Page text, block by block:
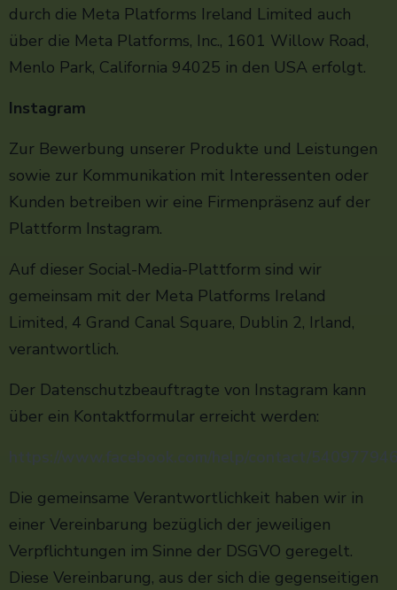
durch die Meta Platforms Ireland Limited auch
über die Meta Platforms, Inc., 1601 Willow Road,
Menlo Park, California 94025 in den USA erfolgt.
Instagram
Zur Bewerbung unserer Produkte und Leistungen
sowie zur Kommunikation mit Interessenten oder
Kunden betreiben wir eine Firmenpräsenz auf der
Plattform Instagram.
Auf dieser Social-Media-Plattform sind wir
gemeinsam mit der Meta Platforms Ireland
Limited, 4 Grand Canal Square, Dublin 2, Irland,
verantwortlich.
Der Datenschutzbeauftragte von Instagram kann
über ein Kontaktformular erreicht werden:
https://www.facebook.com/help/contact/
Die gemeinsame Verantwortlichkeit haben wir in
einer Vereinbarung bezüglich der jeweiligen
Verpflichtungen im Sinne der DSGVO geregelt.
Diese Vereinbarung, aus der sich die gegenseitigen